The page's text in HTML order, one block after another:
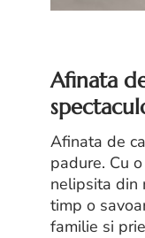
Afinata
Afinata de
padure. Cu
nelipsita din
timp o
familie si